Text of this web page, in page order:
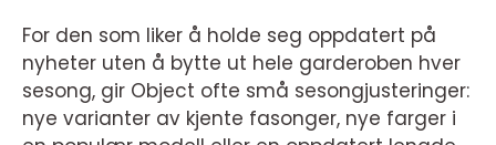
For den som liker å holde seg oppdatert på
nyheter uten å bytte ut hele garderoben hver
sesong, gir Object ofte små sesongjusteringer:
nye varianter av kjente fasonger, nye farger i